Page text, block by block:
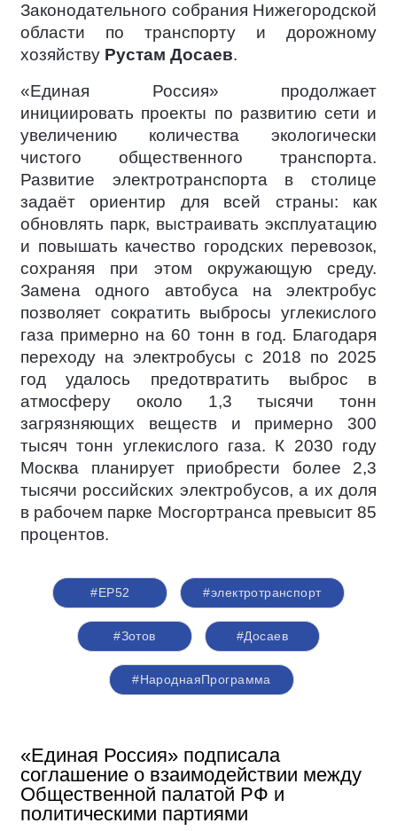
Законодательного собрания Нижегородской
области по транспорту и дорожному
хозяйству Рустам Досаев.
«Единая Россия» продолжает
инициировать проекты по развитию сети и
увеличению количества экологически
чистого общественного транспорта.
Развитие электротранспорта в столице
задаёт ориентир для всей страны: как
обновлять парк, выстраивать эксплуатацию
и повышать качество городских перевозок,
сохраняя при этом окружающую среду.
Замена одного автобуса на электробус
позволяет сократить выбросы углекислого
газа примерно на 60 тонн в год. Благодаря
переходу на электробусы с 2018 по 2025
год удалось предотвратить выброс в
атмосферу около 1,3 тысячи тонн
загрязняющих веществ и примерно 300
тысяч тонн углекислого газа. К 2030 году
Москва планирует приобрести более 2,3
тысячи российских электробусов, а их доля
в рабочем парке Мосгортранса превысит 85
процентов.
#ЕР52 #электротранспорт
#Зотов #Досаев
#НароднаяПрограмма
«Единая Россия» подписала
соглашение о взаимодействии между
Общественной палатой РФ и
политическими партиями